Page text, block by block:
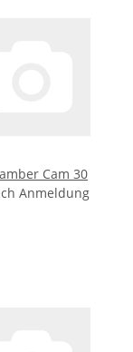
Cam 30
Anmeldung